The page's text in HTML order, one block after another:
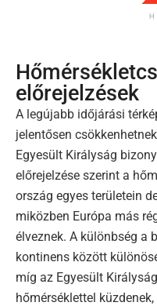
előrejelzések
A legújabb időjárási
jelentősen
Egyesült Királyság
előrejelzése szerint a
ország egyes területein
miközben Európa más
élveznek. A különbség a
kontinens között
míg az Egyesült
hőmérséklettel